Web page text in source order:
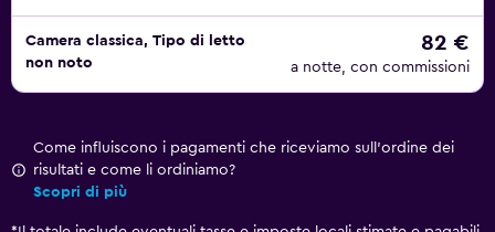
Camera classica, Tipo di letto
non noto
82 €
a notte, con commissioni
Come influiscono i pagamenti che riceviamo sull'ordine dei
risultati e come li ordiniamo?
Scopri di più